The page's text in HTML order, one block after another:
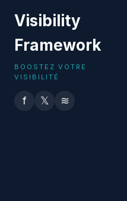
Visibility
Framework
BOOSTEZ VOTRE
VISIBILITÉ
f 𝕏 ≋